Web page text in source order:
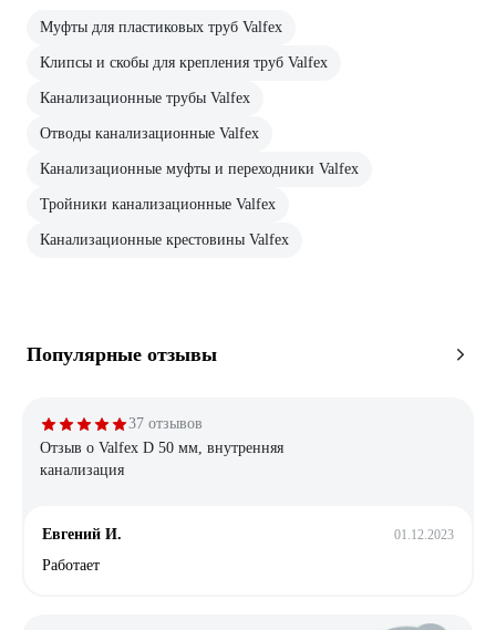
Муфты для пластиковых труб Valfex
Клипсы и скобы для крепления труб Valfex
Канализационные трубы Valfex
Отводы канализационные Valfex
Канализационные муфты и переходники Valfex
Тройники канализационные Valfex
Канализационные крестовины Valfex
Популярные отзывы
37 отзывов
Отзыв о Valfex D 50 мм, внутренняя
канализация
Евгений И. 01.12.2023
Работает